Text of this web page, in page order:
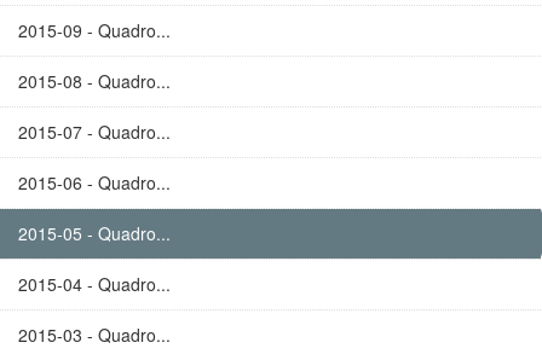
2015-09 - Quadro...
2015-08 - Quadro...
2015-07 - Quadro...
2015-06 - Quadro...
2015-05 - Quadro...
2015-04 - Quadro...
2015-03 - Quadro...